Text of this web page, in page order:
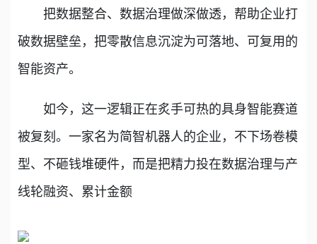
把数据整合、数据治理做深做透，帮助企业打
破数据壁垒，把零散信息沉淀为可落地、可复用的
智能资产。
如今，这一逻辑正在炙手可热的具身智能赛道
被复刻。一家名为简智机器人的企业，不下场卷模
型、不砸钱堆硬件，而是把精力投在数据治理与产
线轮融资、累计金额